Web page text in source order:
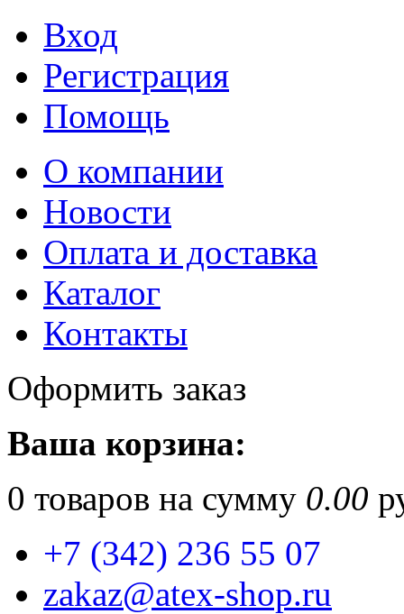
Вход
Регистрация
Помощь
О компании
Новости
Оплата и доставка
Каталог
Контакты
Оформить заказ
Ваша корзина:
0 товаров на сумму 0.00
+7 (342) 236 55 07
zakaz@atex-shop.ru